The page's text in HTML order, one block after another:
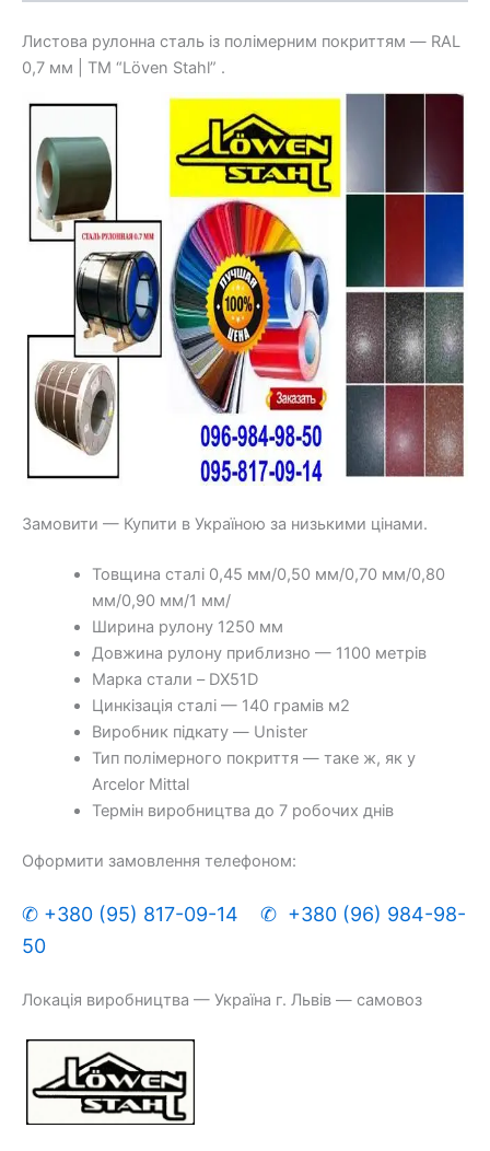
Листова рулонна сталь із полімерним покриттям — RAL
0,7 мм | ТМ “Löven Stahl” .
Замовити — Купити в Україною за низькими цінами.
Товщина сталі 0,45 мм/0,50 мм/0,70 мм/0,80
мм/0,90 мм/1 мм/
Ширина рулону 1250 мм
Довжина рулону приблизно — 1100 метрів
Марка стали – DX51D
Цинкізація сталі — 140 грамів м2
Виробник підкату — Unister
Тип полімерного покриття — таке ж, як у
Arcelor Mittal
Термін виробництва до 7 робочих днів
Оформити замовлення телефоном:
✆ +380 (95) 817-09-14
✆ +380 (96) 984-98-
50
Локація виробництва — Україна г. Львів — самовоз